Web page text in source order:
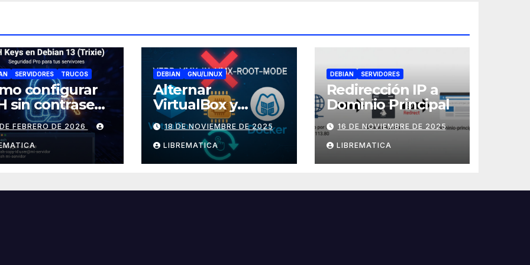
SERVIDORES TRUCOS
configurar
sin contraseña
13
FEBRERO DE 2026
DEBIAN GNU/LINUX
Alternar
VirtualBox y
Docker en Linux
18 DE NOVIEMBRE DE 2025
LIBREMATICA
DEBIAN SERVIDORES
Redirección IP a
Dominio Principal
16 DE NOVIEMBRE DE 2025
LIBREMATICA